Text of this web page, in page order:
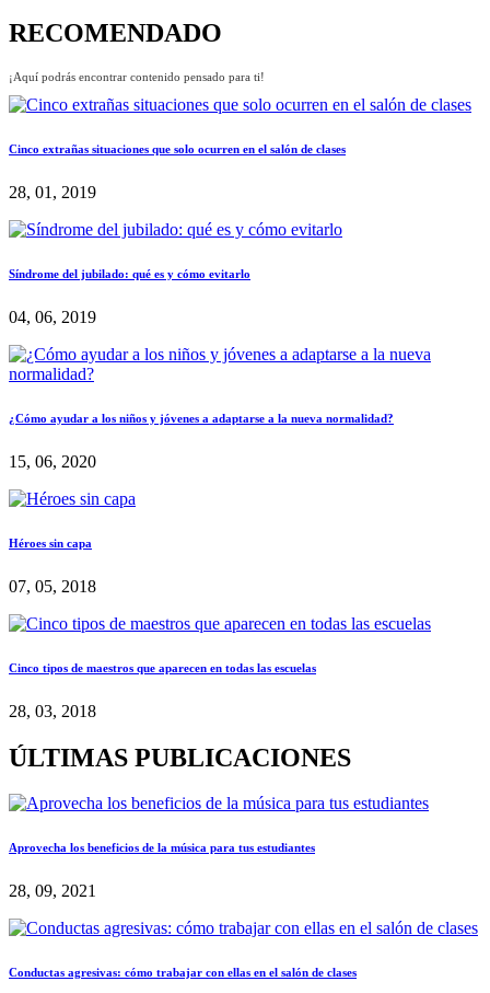
RECOMENDADO
¡Aquí podrás encontrar contenido pensado para ti!
Cinco extrañas situaciones que solo ocurren en el salón de clases
28, 01, 2019
Síndrome del jubilado: qué es y cómo evitarlo
04, 06, 2019
¿Cómo ayudar a los niños y jóvenes a adaptarse a la nueva normalidad?
15, 06, 2020
Héroes sin capa
07, 05, 2018
Cinco tipos de maestros que aparecen en todas las escuelas
28, 03, 2018
ÚLTIMAS PUBLICACIONES
Aprovecha los beneficios de la música para tus estudiantes
28, 09, 2021
Conductas agresivas: cómo trabajar con ellas en el salón de clases